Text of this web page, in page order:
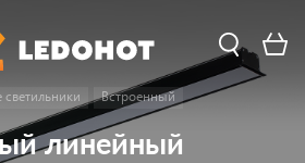
Встроенный
линейный